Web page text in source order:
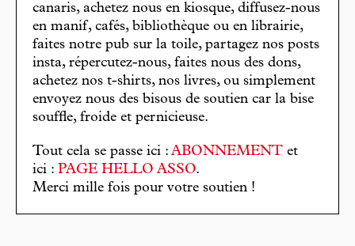
canaris, achetez nous en kiosque, diffusez-nous
en manif, cafés, bibliothèque ou en librairie,
faites notre pub sur la toile, partagez nos posts
insta, répercutez-nous, faites nous des dons,
achetez nos t-shirts, nos livres, ou simplement
envoyez nous des bisous de soutien car la bise
souffle, froide et pernicieuse.
Tout cela se passe ici : ABONNEMENT et
ici : PAGE HELLO ASSO.
Merci mille fois pour votre soutien !